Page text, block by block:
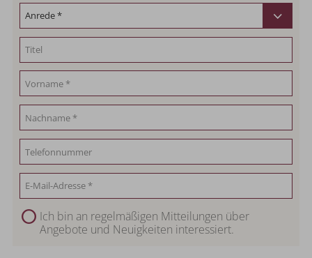
Ich bin an regelmäßigen Mitteilungen über
Angebote und Neuigkeiten interessiert.